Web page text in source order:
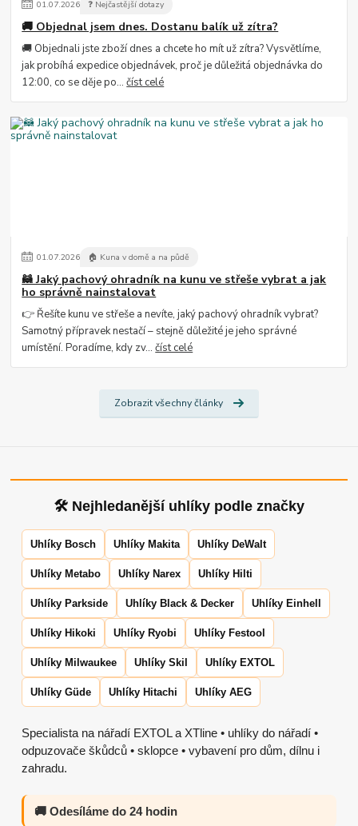
01.07.2026 ❓ Nejčastější dotazy
🚚 Objednal jsem dnes. Dostanu balík už zítra?
🚚 Objednali jste zboží dnes a chcete ho mít už zítra? Vysvětlíme,
jak probíhá expedice objednávek, proč je důležitá objednávka do
12:00, co se děje po...číst celé
01.07.2026 🏠 Kuna v domě a na půdě
🦝 Jaký pachový ohradník na kunu ve střeše vybrat a jak
ho správně nainstalovat
👉 Řešíte kunu ve střeše a nevíte, jaký pachový ohradník vybrat?
Samotný přípravek nestačí – stejně důležité je jeho správné
umístění. Poradíme, kdy zv...číst celé
Zobrazit všechny články
🛠 Nejhledanější uhlíky podle značky
Uhlíky Bosch Uhlíky Makita Uhlíky DeWalt
Uhlíky Metabo Uhlíky Narex Uhlíky Hilti
Uhlíky Parkside Uhlíky Black & Decker Uhlíky Einhell
Uhlíky Hikoki Uhlíky Ryobi Uhlíky Festool
Uhlíky Milwaukee Uhlíky Skil Uhlíky EXTOL
Uhlíky Güde Uhlíky Hitachi Uhlíky AEG
Specialista na nářadí EXTOL a XTline • uhlíky do nářadí •
odpuzovače škůdců • sklopce • vybavení pro dům, dílnu i
zahradu.
🚚 Odesíláme do 24 hodin